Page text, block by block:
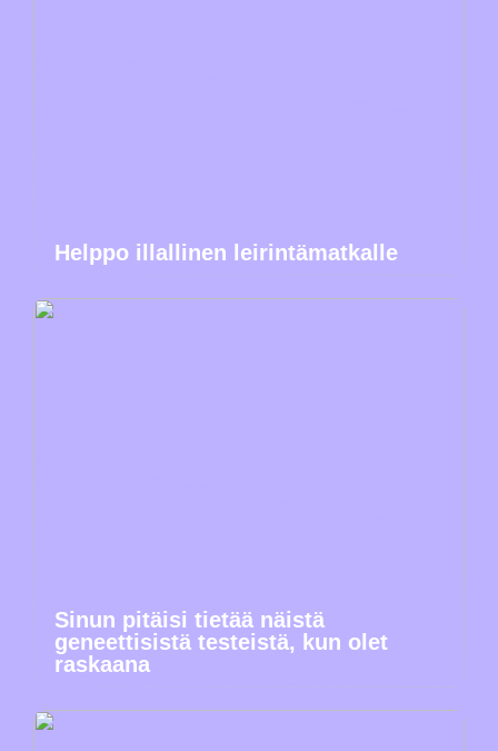
Helppo illallinen leirintämatkalle
Sinun pitäisi tietää näistä
geneettisistä testeistä, kun olet
raskaana